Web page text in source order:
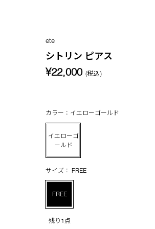
ete
シトリン ピアス
¥22,000 (税込)
カラー：イエローゴールド
イエローゴ
ールド
サイズ： FREE
FREE
残り1点